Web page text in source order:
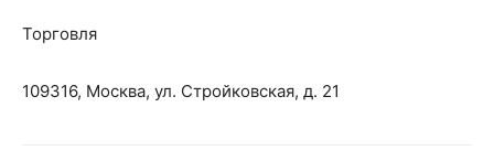
Торговля
109316, Москва, ул. Стройковская, д. 21